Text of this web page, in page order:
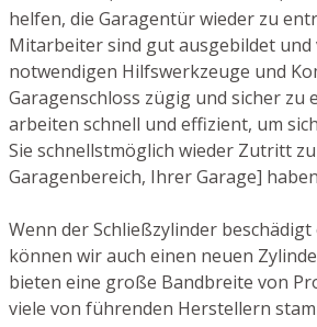
helfen, die Garagentür wieder zu
Mitarbeiter sind gut ausgebildet
notwendigen Hilfswerkzeuge und
Garagenschloss zügig und sicher zu
arbeiten schnell und effizient, um
Sie schnellstmöglich wieder Zutritt
Garagenbereich, Ihrer Garage]
Wenn der Schließzylinder
können wir auch einen neuen
bieten eine große Bandbreite von
viele von führenden Herstellern